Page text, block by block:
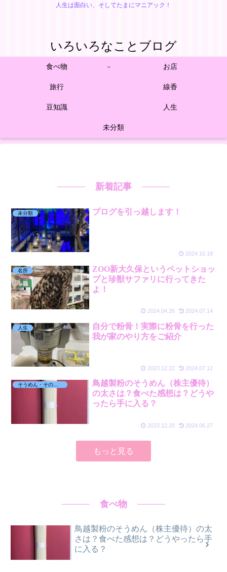
人生は面白い、そしてたまにマニアック！
いろいろなことブログ
食べ物 お店
旅行 線香
豆知識 人生
未分類
新着記事
未分類 ブログを引っ越します！
2024.10.18
名所
ZOO新大久保というペットショッ
プと珍獣サファリに行ってきた
よ！
2024.04.26 2024.07.14
人生
自分で粉骨！実際に粉骨を行った
我が家のやり方をご紹介
2023.12.22 2024.07.12
そうめん・その他麺
鳥越製粉のそうめん（株主優待）
の太さは？食べた感想は？どうや
ったら手に入る？
2023.12.20 2024.06.27
もっと見る
食べ物
鳥越製粉のそうめん（株主優待）の太
さは？食べた感想は？どうやったら手
に入る？